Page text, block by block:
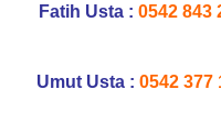
Fatih Usta : 0542 843
Umut Usta : 0542 377